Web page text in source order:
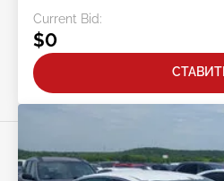
Current Bid:
$0